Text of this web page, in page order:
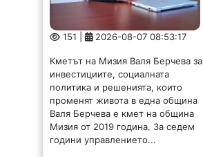
151 | 2026-08-07 08:53:17
Кметът на Мизия Валя Берчева за
инвестициите, социалната
политика и решенията, които
променят живота в една община
Валя Берчева е кмет на община
Мизия от 2019 година. За седем
години управлението...